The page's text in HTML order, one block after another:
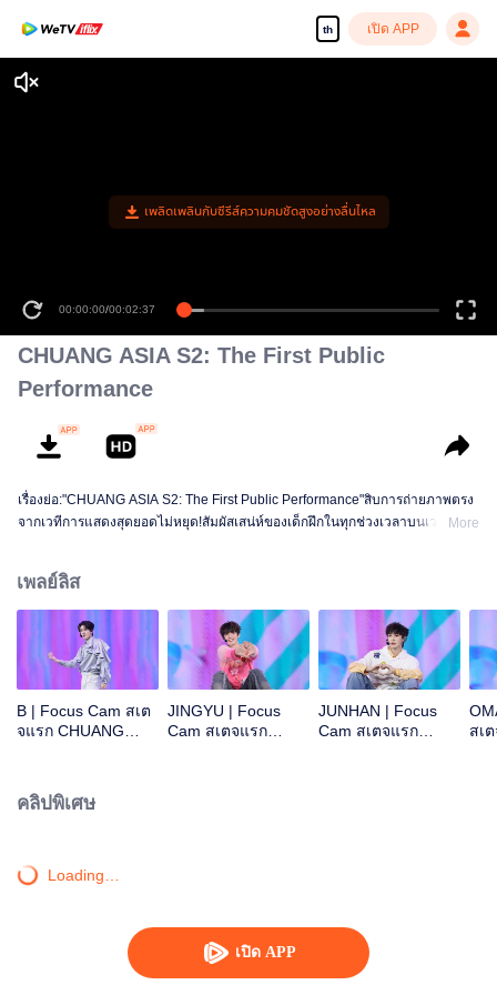
th เปิด APP
เปิด APP
เพลิดเพลินกับซีรีส์ความคมชัดสูงอย่างลื่นไหล
00:00:00/00:02:37
CHUANG ASIA S2: The First Public
Performance
เรื่องย่อ:"CHUANG ASIA S2: The First Public Performance"สิบการถ่ายภาพตรง
จากเวทีการแสดงสุดยอดไม่หยุด!สัมผัสเสน่ห์ของเด็กฝึกในทุกช่วงเวลาบนเวที!โอเค
More
เพลย์ลิส
B | Focus Cam สเต
จแรก CHUANG
JINGYU | Focus
Cam สเตจแรก
JUNHAN | Focus
Cam สเตจแรก
สเ
คลิปพิเศษ
Loading…